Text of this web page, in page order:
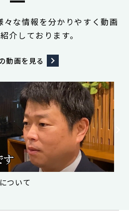
々な情報を分かりやすく動画
介しております。
動画を見る
ついて